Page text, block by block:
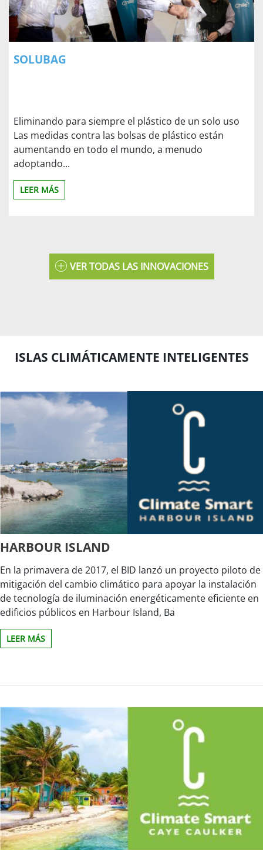
SOLUBAG
Eliminando para siempre el plástico de un solo uso
Las medidas contra las bolsas de plástico están
aumentando en todo el mundo, a menudo
adoptando...
LEER MÁS
VER TODAS LAS INNOVACIONES
ISLAS CLIMÁTICAMENTE INTELIGENTES
HARBOUR ISLAND
En la primavera de 2017, el BID lanzó un proyecto piloto de
mitigación del cambio climático para apoyar la instalación
de tecnología de iluminación energéticamente eficiente en
edificios públicos en Harbour Island, Ba
LEER MÁS